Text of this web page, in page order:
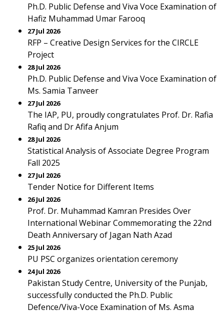
Ph.D. Public Defense and Viva Voce Examination of
Hafiz Muhammad Umar Farooq
27 Jul 2026
RFP – Creative Design Services for the CIRCLE
Project
28 Jul 2026
Ph.D. Public Defense and Viva Voce Examination of
Ms. Samia Tanveer
27 Jul 2026
The IAP, PU, proudly congratulates Prof. Dr. Rafia
Rafiq and Dr Afifa Anjum
28 Jul 2026
Statistical Analysis of Associate Degree Program
Fall 2025
27 Jul 2026
Tender Notice for Different Items
26 Jul 2026
Prof. Dr. Muhammad Kamran Presides Over
International Webinar Commemorating the 22nd
Death Anniversary of Jagan Nath Azad
25 Jul 2026
PU PSC organizes orientation ceremony
24 Jul 2026
Pakistan Study Centre, University of the Punjab,
successfully conducted the Ph.D. Public
Defence/Viva-Voce Examination of Ms. Asma